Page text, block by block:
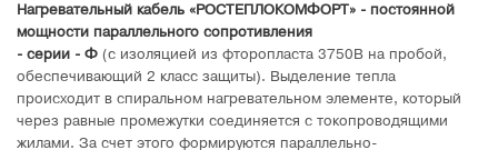
Нагревательный кабель «РОСТЕПЛОКОМФОРТ» - постоянной
мощности параллельного сопротивления
- серии - Ф (с изоляцией из фторопласта 3750В на пробой,
обеспечивающий 2 класс защиты). Выделение тепла
происходит в спиральном нагревательном элементе, который
через равные промежутки соединяется с токопроводящими
жилами. За счет этого формируются параллельно-